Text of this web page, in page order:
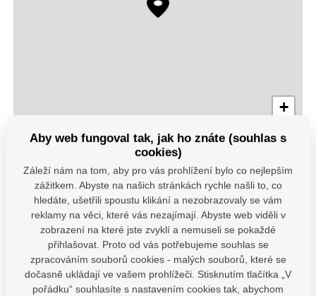
+
Máte dotazy?
Kontaktujte nás
SDÍLEJTE:
Aby web fungoval tak, jak ho znáte (souhlas s
cookies)
Záleží nám na tom, aby pro vás prohlížení bylo co nejlepším
zážitkem. Abyste na našich stránkách rychle našli to, co
hledáte, ušetřili spoustu klikání a nezobrazovaly se vám
reklamy na věci, které vás nezajímají. Abyste web viděli v
zobrazení na které jste zvyklí a nemuseli se pokaždé
přihlašovat. Proto od vás potřebujeme souhlas se
zpracováním souborů cookies - malých souborů, které se
dočasně ukládají ve vašem prohlížeči. Stisknutím tlačítka „V
pořádku“ souhlasíte s nastavením cookies tak, abychom